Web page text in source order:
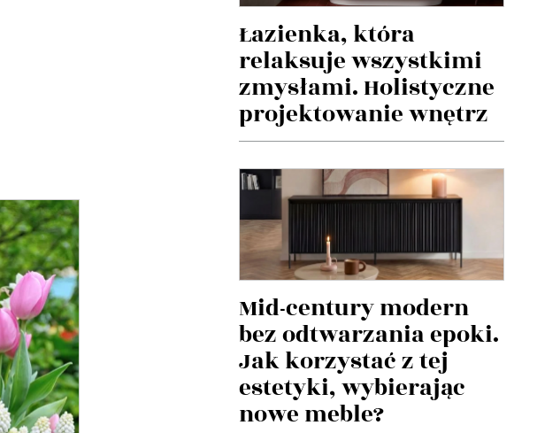
Łazienka, która
relaksuje wszystkimi
zmysłami. Holistyczne
projektowanie wnętrz
Mid-century modern
bez odtwarzania epoki.
Jak korzystać z tej
estetyki, wybierając
nowe meble?